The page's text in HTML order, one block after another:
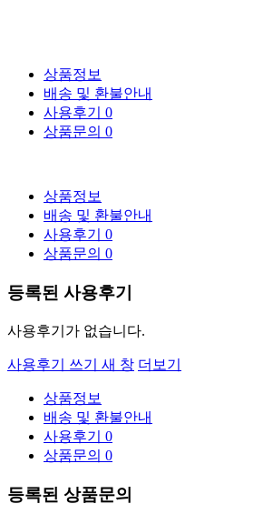
상품정보
배송 및 환불안내
사용후기 0
상품문의 0
상품정보
배송 및 환불안내
사용후기 0
상품문의 0
등록된 사용후기
사용후기가 없습니다.
사용후기 쓰기 새 창 더보기
상품정보
배송 및 환불안내
사용후기 0
상품문의 0
등록된 상품문의